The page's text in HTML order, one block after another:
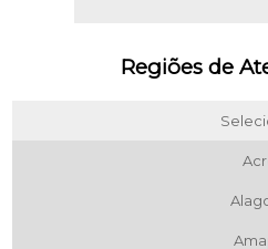
Regiões de